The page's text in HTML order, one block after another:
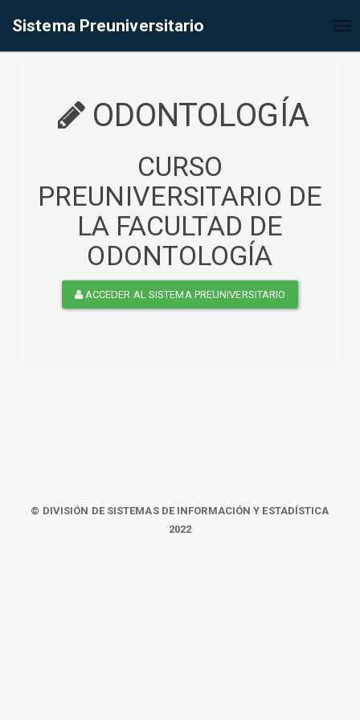
Sistema Preuniversitario
ODONTOLOGÍA
CURSO
PREUNIVERSITARIO DE
LA FACULTAD DE
ODONTOLOGÍA
ACCEDER AL SISTEMA PREUNIVERSITARIO
© DIVISIÓN DE SISTEMAS DE INFORMACIÓN Y ESTADÍSTICA
2022